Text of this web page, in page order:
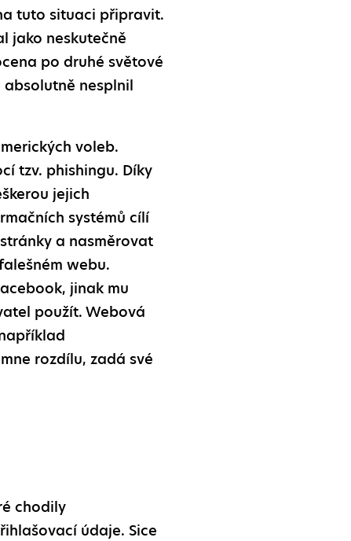
tuto situaci připravit.
jako neskutečně
po druhé světové
nesplnil
voleb.
tzv. phishingu. Díky
jejich
systémů cílí
a nasměrovat
webu.
jinak mu
použít. Webová
rozdílu, zadá své
chodily
údaje. Sice